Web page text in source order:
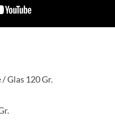
Glas 120 Gr.